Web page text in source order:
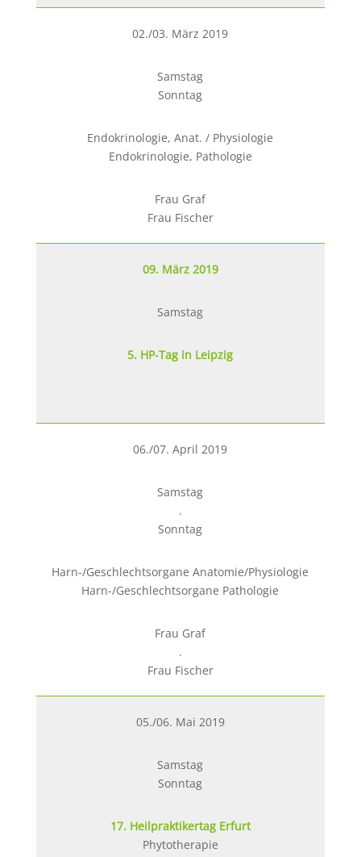
02./03. März 2019
Samstag
Sonntag
Endokrinologie, Anat. / Physiologie
Endokrinologie, Pathologie
Frau Graf
Frau Fischer
09. März 2019
Samstag
5. HP-Tag in Leipzig
06./07. April 2019
Samstag
.
Sonntag
Harn-/Geschlechtsorgane Anatomie/Physiologie
Harn-/Geschlechtsorgane Pathologie
Frau Graf
.
Frau Fischer
05./06. Mai 2019
Samstag
Sonntag
17. Heilpraktikertag Erfurt
Phytotherapie